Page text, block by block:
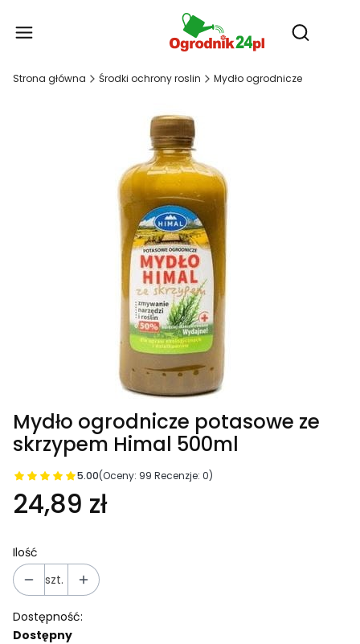
Otwórz
Strona główna Środki ochrony roslin Mydło ogrodnicze
Mydło ogrodnicze potasowe ze
skrzypem Himal 500ml
5.00(Oceny: 99 Recenzje: 0)
24,89 zł
Ilość
szt.
Dostępność:
Dostępny